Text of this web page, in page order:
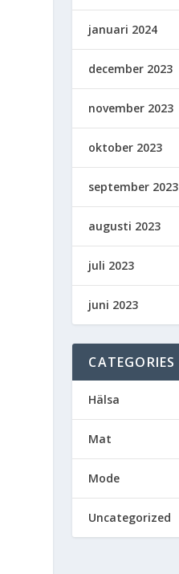
januari 2024
december 2023
november 2023
oktober 2023
september 2023
augusti 2023
juli 2023
juni 2023
CATEGORIES
Hälsa
Mat
Mode
Uncategorized